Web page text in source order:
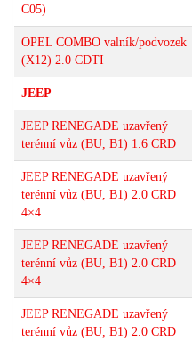
C05)
OPEL COMBO valník/podvozek
(X12) 2.0 CDTI
JEEP
JEEP RENEGADE uzavřený
terénní vůz (BU, B1) 1.6 CRD
JEEP RENEGADE uzavřený
terénní vůz (BU, B1) 2.0 CRD
4×4
JEEP RENEGADE uzavřený
terénní vůz (BU, B1) 2.0 CRD
4×4
JEEP RENEGADE uzavřený
terénní vůz (BU, B1) 2.0 CRD